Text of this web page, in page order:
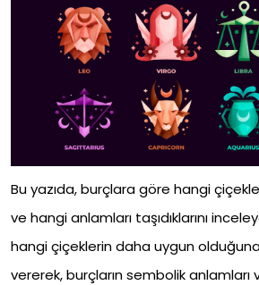
Bu yazıda, burçlara göre hangi
ve hangi anlamları taşıdıklarını
hangi çiçeklerin daha uygun
vererek, burçların sembolik anlamları